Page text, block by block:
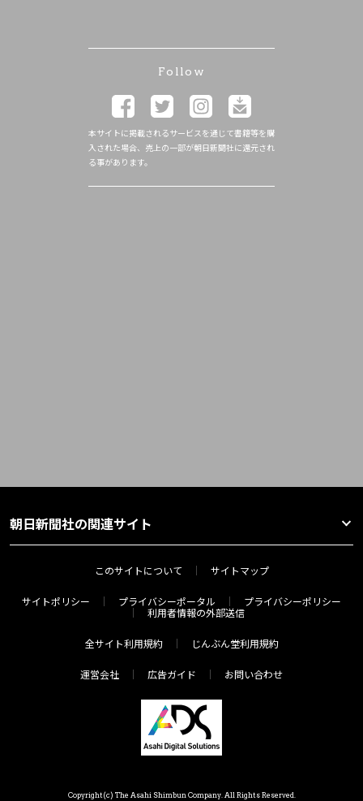
Follow
本サイトに掲載されるサービスを通じて書籍等を購
入された場合、売上の一部が朝日新聞社に還元され
る事があります。
朝日新聞社の関連サイト
このサイトについて サイトマップ
サイトポリシー プライバシーポータル
プライバシーポリシー
利用者情報の外部送信
全サイト利用規約 じんぶん堂利用規約
運営会社 広告ガイド お問い合わせ
Copyright(c) The Asahi Shimbun Company. All Rights Reserved.